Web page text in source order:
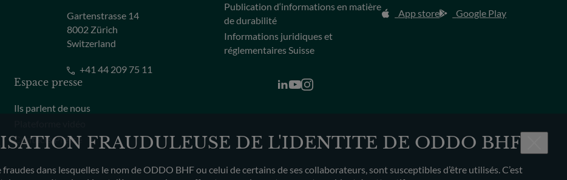
FRAUDULEUSE DE L'IDENTITE DE ODDO BHF
dans lesquelles le nom de ODDO BHF ou celui de certains de ses collaborateurs, sont susceptibles d’être utilisés. C’est
Gartenstrasse 14
8002 Zürich
Switzerland
+41 44 209 75 11
Publication d‘informations en matière
de durabilité
Informations juridiques et
réglementaires Suisse
App store
Google Play
Espace presse
Ils parlent de nous
Contacts Presse